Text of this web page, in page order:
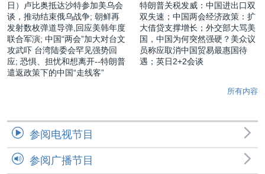
日）卢比奥抵达沙特参加美乌会
谈，推动结束俄乌战争; 朝鲜再
发射数枚弹道导弹,回应美韩年度
联合军演; 中国“两会”加大对台文
攻武吓 台湾陆委会罕见强势回
应; 恐惧、担忧和想离开--特朗普
遣返政策下的中国“走线客”
特朗普关税发威：中国进出口双
双失速；中国两会经济政策：扩
大借贷支撑增长；外交部大骂美
国，中国为何突然强硬？美众议
员称应取消中国贸易最惠国待
遇；英日2+2会谈
所有内容
参阅电视节目
参阅广播节目